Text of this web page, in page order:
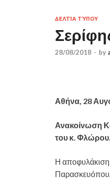
ΔΕΛΤΊΑ ΤΎΠΟΥ
28/08/2018 - by
Αθήνα, 28
Ανακοίνωση
του κ. Φλώρου.
Η αποφυλάκιση